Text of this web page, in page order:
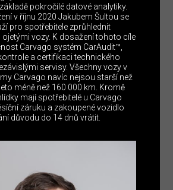
pokročilé datové analytiky.
v říjnu 2020 Jakubem Šultou se
pro spotřebitele zprůhlednit
vozy. K dosažení tohoto cíle
Carvago systém CarAudit™,
a certifikaci technického
servisy. Všechny vozy v
Carvago navíc nejsou starší než
méně než 160 000 km. Kromě
mají spotřebitelé u Carvago
záruku a zakoupené vozidlo
důvodu do 14 dnů vrátit.